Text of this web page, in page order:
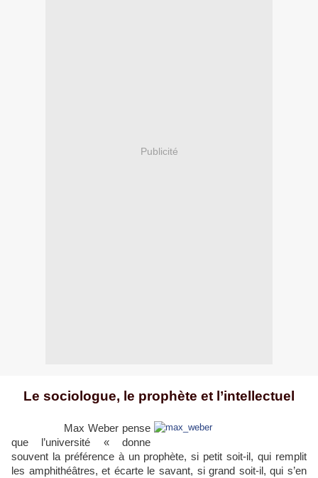
Publicité
Le sociologue, le prophète et l’intellectuel
Max Weber pense
que l’université « donne
souvent la préférence à un prophète, si petit soit-il, qui remplit
les amphithéâtres, et écarte le savant, si grand soit-il, qui s’en